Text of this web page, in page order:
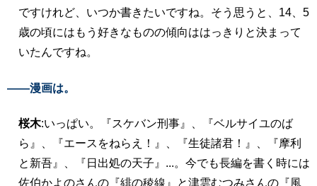
ですけれど、いつか書きたいですね。そう思うと、14、5
歳の頃にはもう好きなものの傾向ははっきりと決まって
いたんですね。
――漫画は。
桜木:いっぱい。『スケバン刑事』、『ベルサイユのば
ら』、『エースをねらえ！』、『生徒諸君！』、『摩利
と新吾』、『日出処の天子』...。今でも長編を書く時には
佐伯かよのさんの『緋の稜線』と津雲むつみさんの『風